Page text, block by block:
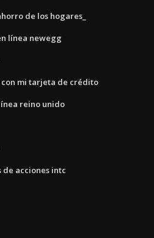
de los hogares_
línea newegg
mi tarjeta de crédito
reino unido
acciones intc